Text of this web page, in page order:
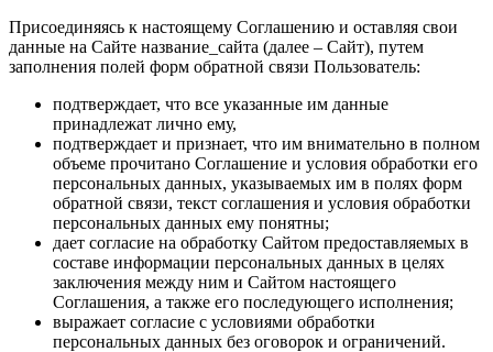
Присоединяясь к настоящему Соглашению и оставляя свои
данные на Сайте название_сайта (далее – Сайт), путем
заполнения полей форм обратной связи Пользователь:
подтверждает, что все указанные им данные
принадлежат лично ему,
подтверждает и признает, что им внимательно в полном
объеме прочитано Соглашение и условия обработки его
персональных данных, указываемых им в полях форм
обратной связи, текст соглашения и условия обработки
персональных данных ему понятны;
дает согласие на обработку Сайтом предоставляемых в
составе информации персональных данных в целях
заключения между ним и Сайтом настоящего
Соглашения, а также его последующего исполнения;
выражает согласие с условиями обработки
персональных данных без оговорок и ограничений.